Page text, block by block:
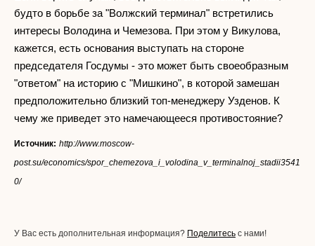
будто в борьбе за "Волжский терминал" встретились
интересы Володина и Чемезова. При этом у Викулова,
кажется, есть основания выступать на стороне
председателя Госдумы - это может быть своеобразным
"ответом" на историю с "Мишкино", в которой замешан
предположительно близкий топ-менеджеру Узденов. К
чему же приведет это намечающееся противостояние?
Источник: http://www.moscow-
post.su/economics/spor_chemezova_i_volodina_v_terminalnoj_stadii3541
0/
У Вас есть дополнительная информация? Поделитесь с нами!